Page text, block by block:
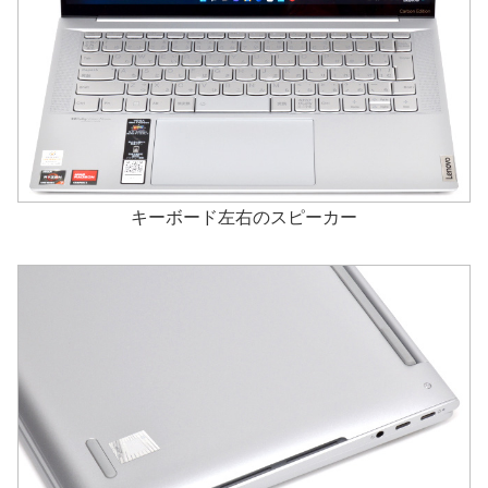
キーボード左右のスピーカー